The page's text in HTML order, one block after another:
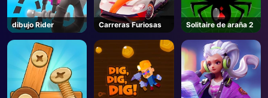
dibujo Rider Carreras Furiosas Solitaire de araña 2